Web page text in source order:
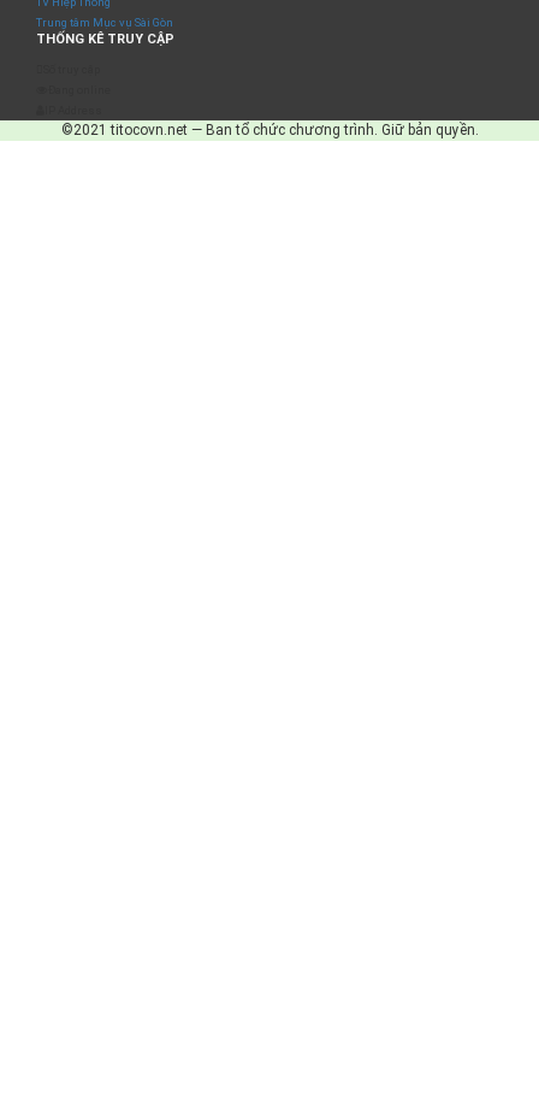
Trung tâm Mục vụ Sài Gòn
THỐNG KÊ TRUY CẬP
©2021 titocovn.net — Ban tổ chức chương trình. Giữ bản quyền.